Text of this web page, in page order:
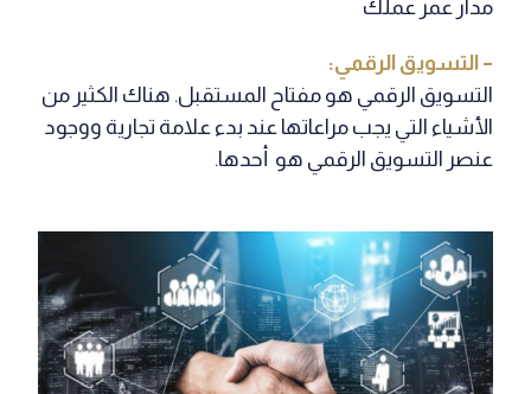
مدار عمر عملك
– التسويق الرقمي:
التسويق الرقمي هو مفتاح المستقبل. هناك الكثير من
الأشياء التي يجب مراعاتها عند بدء علامة تجارية ووجود
عنصر التسويق الرقمي هو أحدها.